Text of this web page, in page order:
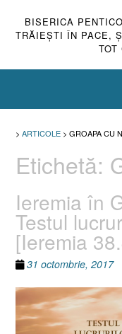
BISERICA
TRĂIEŞTI ÎN PACE,
TOT
> ARTICOLE > GROAPA CU
Etichetă:
Ieremia în
Testul
[Ieremia
31 octombrie, 2017